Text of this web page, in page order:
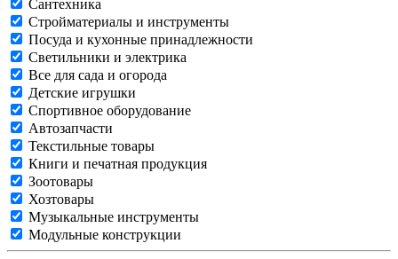
Сантехника
Стройматериалы и инструменты
Посуда и кухонные принадлежности
Светильники и электрика
Все для сада и огорода
Детские игрушки
Спортивное оборудование
Автозапчасти
Текстильные товары
Книги и печатная продукция
Зоотовары
Хозтовары
Музыкальные инструменты
Модульные конструкции